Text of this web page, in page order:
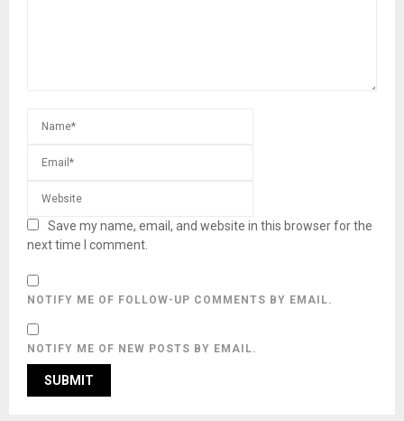
Save my name, email, and website in this browser for the
next time I comment.
NOTIFY ME OF FOLLOW-UP COMMENTS BY EMAIL.
NOTIFY ME OF NEW POSTS BY EMAIL.